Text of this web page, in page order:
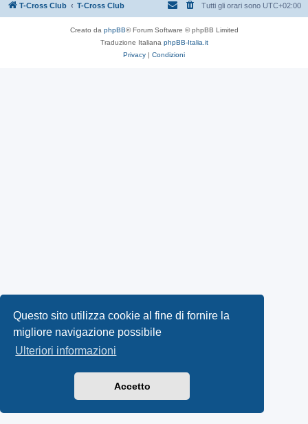
Questo sito utilizza cookie al fine di fornire la
migliore navigazione possibile
Ulteriori informazioni
Accetto
T-Cross Club T-Cross Club Tutti gli orari sono UTC+02:00
Creato da phpBB® Forum Software © phpBB Limited
Traduzione Italiana phpBB-Italia.it
Privacy | Condizioni